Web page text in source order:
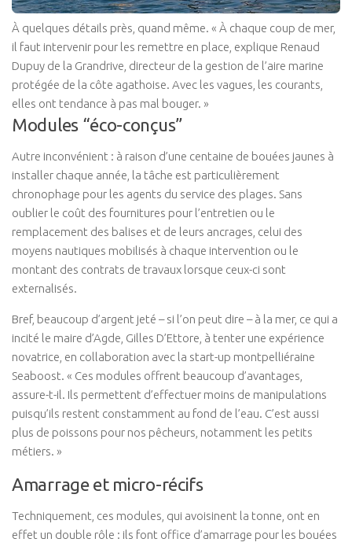
À quelques détails près, quand même. « À chaque coup de mer,
il faut intervenir pour les remettre en place, explique Renaud
Dupuy de la Grandrive, directeur de la gestion de l’aire marine
protégée de la côte agathoise. Avec les vagues, les courants,
elles ont tendance à pas mal bouger. »
Modules “éco-conçus”
Autre inconvénient : à raison d’une centaine de bouées jaunes à
installer chaque année, la tâche est particulièrement
chronophage pour les agents du service des plages. Sans
oublier le coût des fournitures pour l’entretien ou le
remplacement des balises et de leurs ancrages, celui des
moyens nautiques mobilisés à chaque intervention ou le
montant des contrats de travaux lorsque ceux-ci sont
externalisés.
Bref, beaucoup d’argent jeté – si l’on peut dire – à la mer, ce qui a
incité le maire d’Agde, Gilles D’Ettore, à tenter une expérience
novatrice, en collaboration avec la start-up montpelliéraine
Seaboost. « Ces modules offrent beaucoup d’avantages,
assure-t-il. Ils permettent d’effectuer moins de manipulations
puisqu’ils restent constamment au fond de l’eau. C’est aussi
plus de poissons pour nos pêcheurs, notamment les petits
métiers. »
Amarrage et micro-récifs
Techniquement, ces modules, qui avoisinent la tonne, ont en
effet un double rôle : ils font office d’amarrage pour les bouées